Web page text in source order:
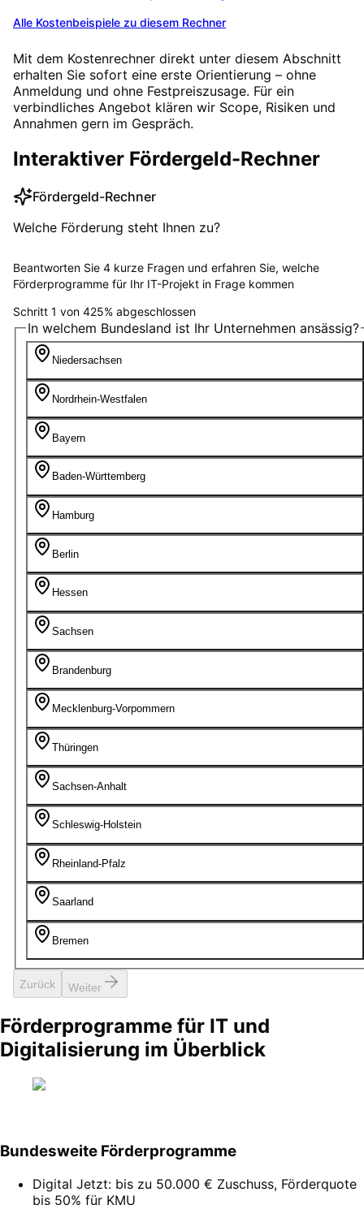
Alle Kostenbeispiele zu diesem Rechner
Mit dem Kostenrechner direkt unter diesem Abschnitt
erhalten Sie sofort eine erste Orientierung – ohne
Anmeldung und ohne Festpreiszusage. Für ein
verbindliches Angebot klären wir Scope, Risiken und
Annahmen gern im Gespräch.
Interaktiver Fördergeld-Rechner
Fördergeld-Rechner
Welche Förderung steht Ihnen zu?
Beantworten Sie 4 kurze Fragen und erfahren Sie, welche
Förderprogramme für Ihr IT-Projekt in Frage kommen
Schritt 1 von 425% abgeschlossen
In welchem Bundesland ist Ihr Unternehmen ansässig?
Niedersachsen
Nordrhein-Westfalen
Bayern
Baden-Württemberg
Hamburg
Berlin
Hessen
Sachsen
Brandenburg
Mecklenburg-Vorpommern
Thüringen
Sachsen-Anhalt
Schleswig-Holstein
Rheinland-Pfalz
Saarland
Bremen
Zurück Weiter
Förderprogramme für IT und
Digitalisierung im Überblick
Bundesweite Förderprogramme
Digital Jetzt: bis zu 50.000 € Zuschuss, Förderquote
bis 50% für KMU